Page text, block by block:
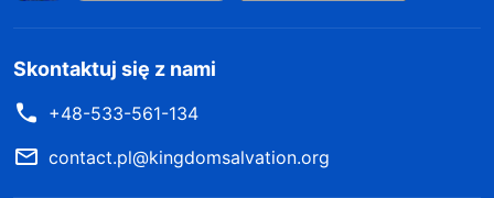
Skontaktuj się z nami
+48-533-561-134
contact.pl@kingdomsalvation.org